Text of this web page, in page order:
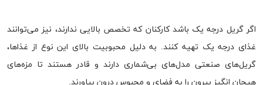
اگر گریل درجه یک باشد کارکنان که تخصص بالایی ندارند، نیز می‌توانند
غذای درجه یک تهیه کنند. به دلیل محبوبیت بالای این نوع از غذاها،
گریل‌های صنعتی مدل‌های بی‌شماری دارند و قادر هستند تا مزه‌های
هیجان انگیز بیرون را به فضای و محبوس درون بیاورند.